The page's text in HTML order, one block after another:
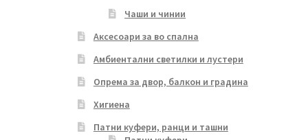
Чаши и чинии
Аксесоари за во спална
Амбиентални светилки и лустери
Опрема за двор, балкон и градина
Хигиена
Патни куфери, ранци и ташни